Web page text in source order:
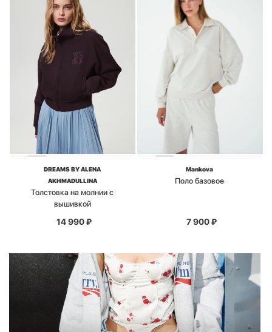
DREAMS BY ALENA
AKHMADULLINA
Толстовка на молнии с
вышивкой
14 990₽
Mankova
Поло базовое
7 900₽